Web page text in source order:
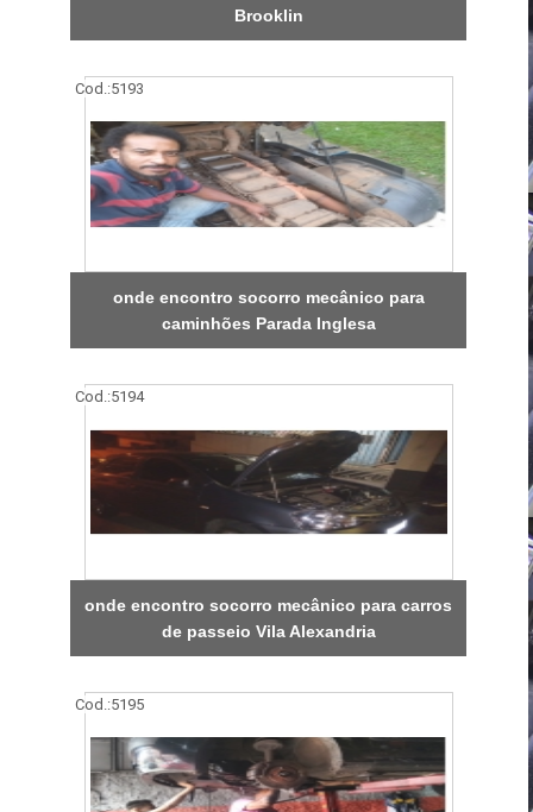
Brooklin
Cod.:5193
onde encontro socorro mecânico para
caminhões Parada Inglesa
Cod.:5194
onde encontro socorro mecânico para carros
de passeio Vila Alexandria
Cod.:5195